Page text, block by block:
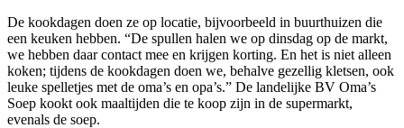
De kookdagen doen ze op locatie, bijvoorbeeld in buurthuizen die
een keuken hebben. “De spullen halen we op dinsdag op de markt,
we hebben daar contact mee en krijgen korting. En het is niet alleen
koken; tijdens de kookdagen doen we, behalve gezellig kletsen, ook
leuke spelletjes met de oma’s en opa’s.” De landelijke BV Oma’s
Soep kookt ook maaltijden die te koop zijn in de supermarkt,
evenals de soep.